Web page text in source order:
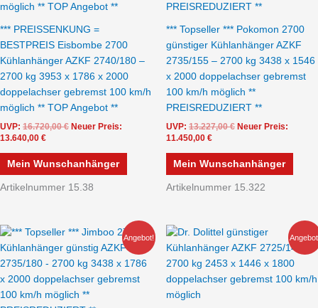
*** PREISSENKUNG =
BESTPREIS Eisbombe 2700
Kühlanhänger AZKF 2740/180 –
2700 kg 3953 x 1786 x 2000
doppelachser gebremst 100 km/h
möglich ** TOP Angebot **
UVP: 16.720,00€ Neuer Preis:
13.640,00 €
Mein Wunschanhänger
Artikelnummer 15.38
*** Topseller *** Pokomon 2700
günstiger Kühlanhänger AZKF
2735/155 – 2700 kg 3438 x 1546
x 2000 doppelachser gebremst
100 km/h möglich **
PREISREDUZIERT **
UVP: 13.227,00€ Neuer Preis:
11.450,00 €
Mein Wunschanhänger
Artikelnummer 15.322
Angebot!
Ursprünglicher
war:
15.232,00 €
Aktueller
ist:
10.499,00 €.
Ursprünglicher
Preis
war:
11.490,00 €
Aktueller
Preis
ist:
9.799,00 €.